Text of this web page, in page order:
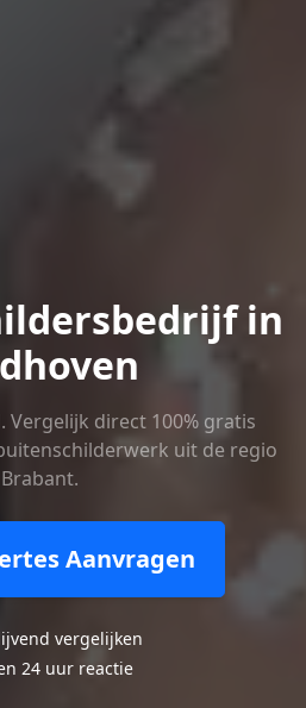
in
Vergelijk direct 100% gratis
uit de regio
Brabant.
Aanvragen
vergelijken
24 uur reactie